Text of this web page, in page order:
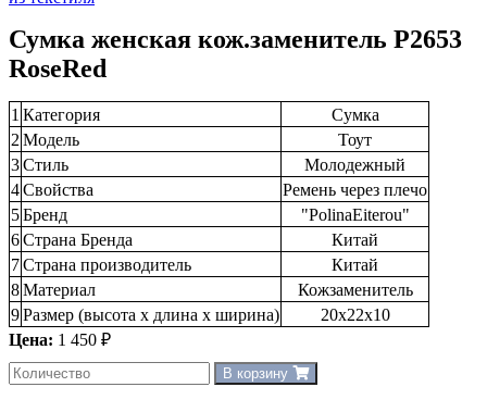
Сумка женская кож.заменитель P2653
RoseRed
1 Категория
Сумка
2 Модель
Тоут
3Стиль
Молодежный
4Свойства
Ремень через плечо
5Бренд
"PolinaEiterou"
6Страна Бренда
Китай
7Страна производитель
Китай
8Материал
Кожзаменитель
9Размер (высота х длина х ширина)
20х22х10
Цена: 1 450 ₽
В корзину